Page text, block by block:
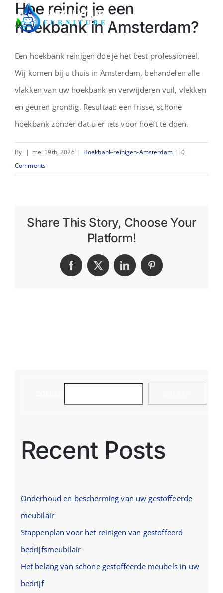
Hoe reinig je een
hoekbank in Amsterdam?
Een hoekbank reinigen doe je het best professioneel.
Wij komen bij u thuis in Amsterdam, behandelen alle
vlakken van uw hoekbank en verwijderen vuil, vlekken
en geuren grondig. Resultaat: een frisse, schone
hoekbank zonder dat u er iets voor hoeft te doen.
By | mei 19th, 2026 | Hoekbank-reinigen-Amsterdam | 0
Comments
Share This Story, Choose Your
Platform!
Facebook
X LinkedInPinterest
Recent Posts
Onderhoud en bescherming van uw gestoffeerde
meubilair
Stappenplan voor het reinigen van gestoffeerd
bedrijfsmeubilair
Het belang van schone gestoffeerde meubels in uw
bedrijf